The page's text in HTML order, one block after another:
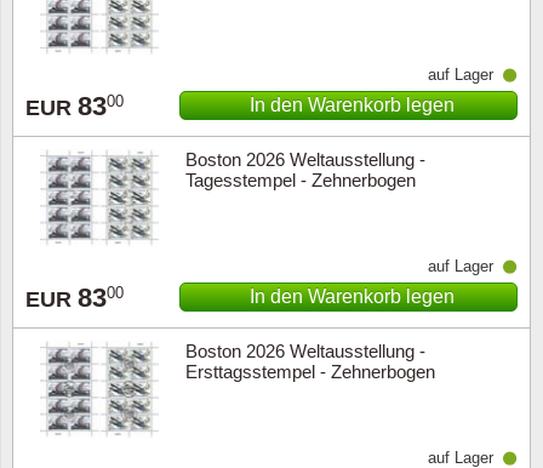
EUR 8300
auf Lager
In den Warenkorb legen
Boston 2026 Weltausstellung -
Tagesstempel - Zehnerbogen
EUR 8300
auf Lager
In den Warenkorb legen
Boston 2026 Weltausstellung -
Ersttagsstempel - Zehnerbogen
auf Lager